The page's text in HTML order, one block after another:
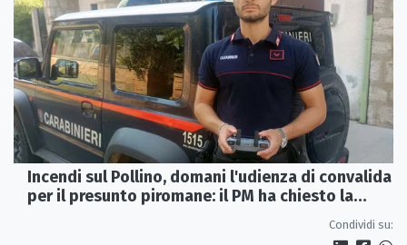
Incendi sul Pollino, domani l'udienza di convalida
per il presunto piromane: il PM ha chiesto la
Condividi su: